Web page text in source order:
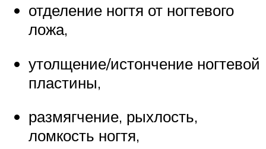
отделение ногтя от ногтевого
ложа,
утолщение/истончение ногтевой
пластины,
размягчение, рыхлость,
ломкость ногтя,